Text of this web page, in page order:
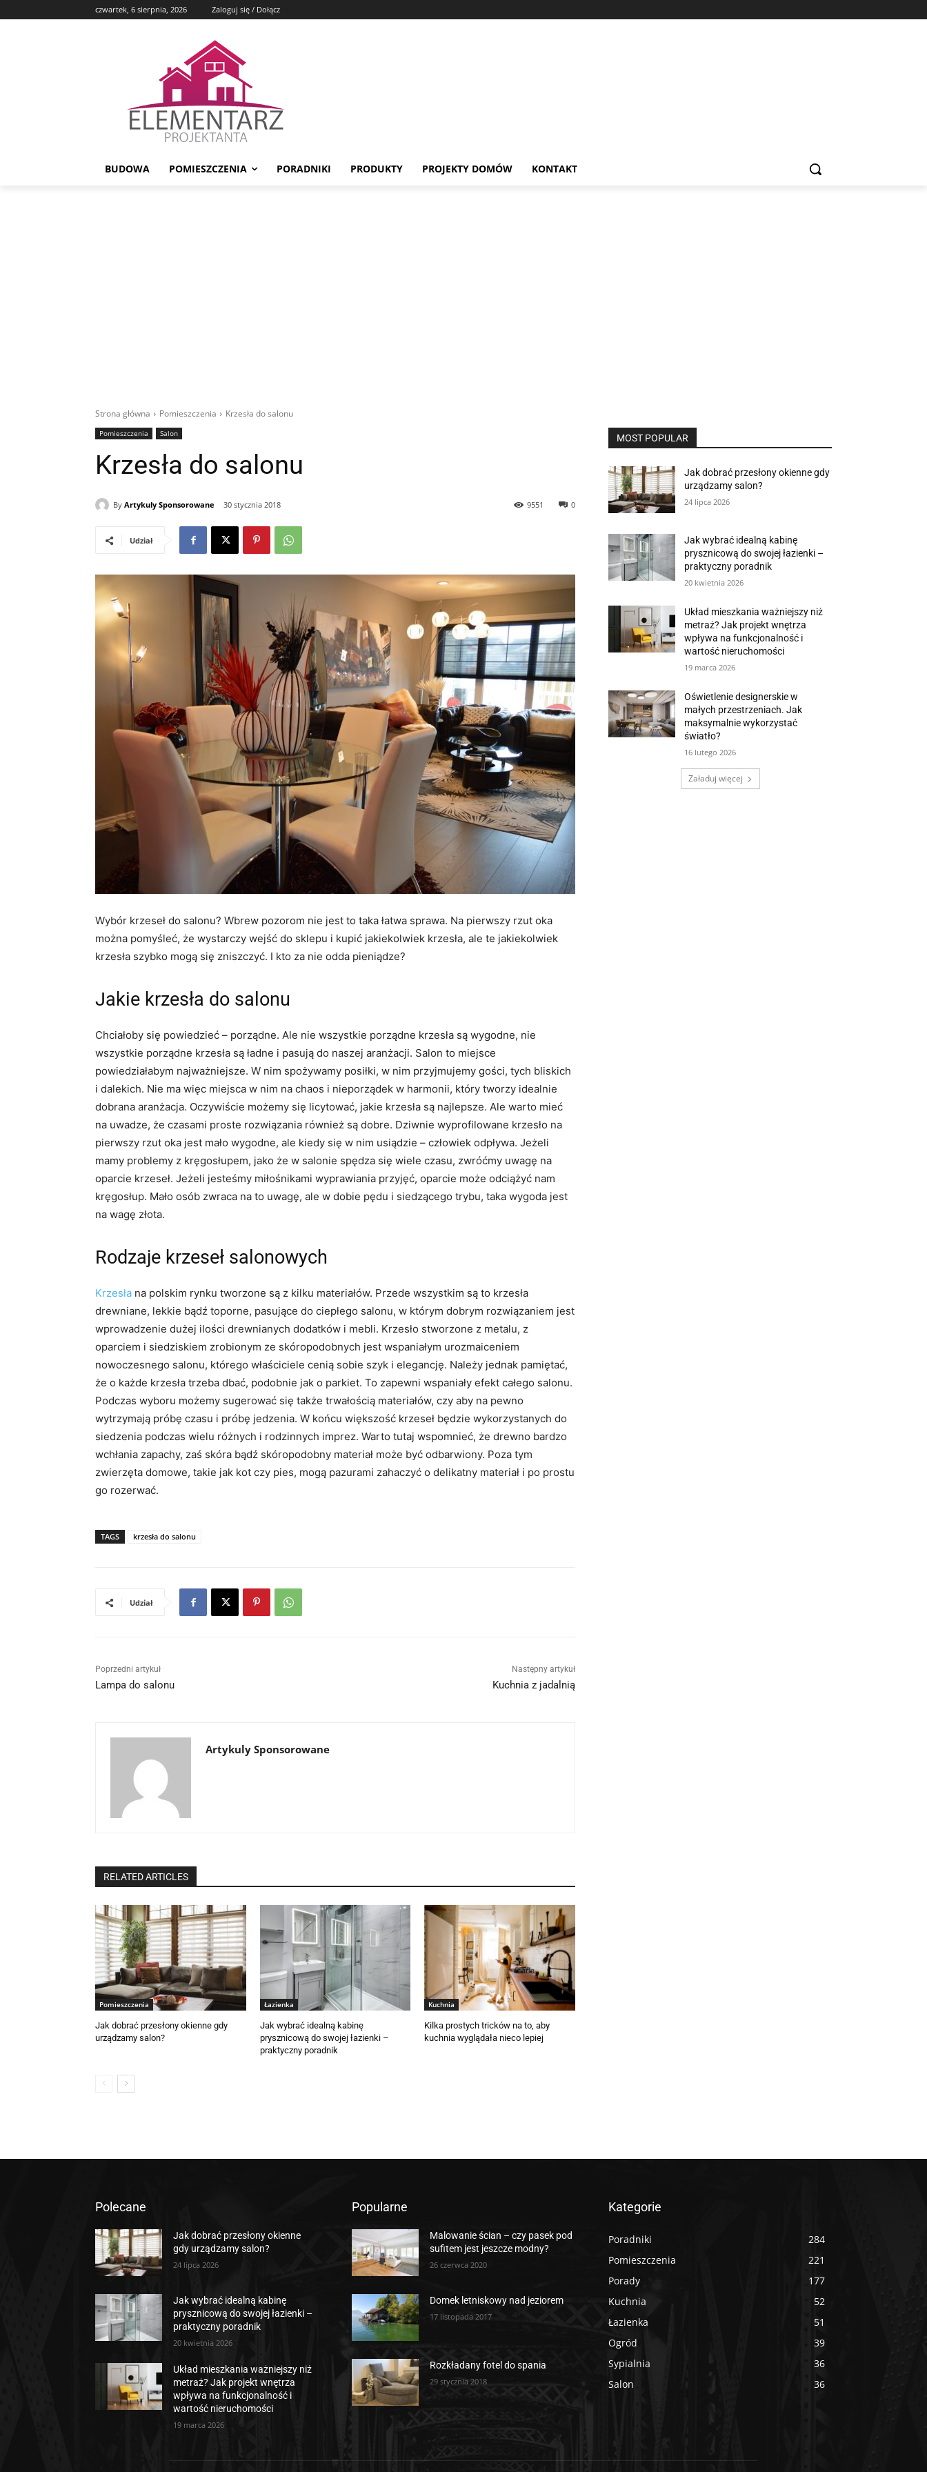
czwartek, 6 sierpnia, 2026 Zaloguj się / Dołącz
BUDOWA POMIESZCZENIA PORADNIKI PRODUKTY PROJEKTY DOMÓW KONTAKT
Strona główna Pomieszczenia Krzesła do salonu
Pomieszczenia Salon
Krzesła do salonu
By Artykuly Sponsorowane 30 stycznia 2018 0
9551
Udział
Wybór krzeseł do salonu? Wbrew pozorom nie jest to taka łatwa sprawa. Na pierwszy rzut oka
można pomyśleć, że wystarczy wejść do sklepu i kupić jakiekolwiek krzesła, ale te jakiekolwiek
krzesła szybko mogą się zniszczyć. I kto za nie odda pieniądze?
Jakie krzesła do salonu
Chciałoby się powiedzieć – porządne. Ale nie wszystkie porządne krzesła są wygodne, nie
wszystkie porządne krzesła są ładne i pasują do naszej aranżacji. Salon to miejsce
powiedziałabym najważniejsze. W nim spożywamy posiłki, w nim przyjmujemy gości, tych bliskich
i dalekich. Nie ma więc miejsca w nim na chaos i nieporządek w harmonii, który tworzy idealnie
dobrana aranżacja. Oczywiście możemy się licytować, jakie krzesła są najlepsze. Ale warto mieć
na uwadze, że czasami proste rozwiązania również są dobre. Dziwnie wyprofilowane krzesło na
pierwszy rzut oka jest mało wygodne, ale kiedy się w nim usiądzie – człowiek odpływa. Jeżeli
mamy problemy z kręgosłupem, jako że w salonie spędza się wiele czasu, zwróćmy uwagę na
oparcie krzeseł. Jeżeli jesteśmy miłośnikami wyprawiania przyjęć, oparcie może odciążyć nam
kręgosłup. Mało osób zwraca na to uwagę, ale w dobie pędu i siedzącego trybu, taka wygoda jest
na wagę złota.
Rodzaje krzeseł salonowych
Krzesła na polskim rynku tworzone są z kilku materiałów. Przede wszystkim są to krzesła
drewniane, lekkie bądź toporne, pasujące do ciepłego salonu, w którym dobrym rozwiązaniem jest
wprowadzenie dużej ilości drewnianych dodatków i mebli. Krzesło stworzone z metalu, z
oparciem i siedziskiem zrobionym ze skóropodobnych jest wspaniałym urozmaiceniem
nowoczesnego salonu, którego właściciele cenią sobie szyk i elegancję. Należy jednak pamiętać,
że o każde krzesła trzeba dbać, podobnie jak o parkiet. To zapewni wspaniały efekt całego salonu.
Podczas wyboru możemy sugerować się także trwałością materiałów, czy aby na pewno
wytrzymają próbę czasu i próbę jedzenia. W końcu większość krzeseł będzie wykorzystanych do
siedzenia podczas wielu różnych i rodzinnych imprez. Warto tutaj wspomnieć, że drewno bardzo
wchłania zapachy, zaś skóra bądź skóropodobny materiał może być odbarwiony. Poza tym
zwierzęta domowe, takie jak kot czy pies, mogą pazurami zahaczyć o delikatny materiał i po prostu
go rozerwać.
TAGS krzesła do salonu
Udział
Poprzedni artykuł
Lampa do salonu
Następny artykuł
Kuchnia z jadalnią
Artykuly Sponsorowane
RELATED ARTICLES
Pomieszczenia
Jak dobrać przesłony okienne gdy
urządzamy salon?
Łazienka
Jak wybrać idealną kabinę
prysznicową do swojej łazienki –
praktyczny poradnik
Kuchnia
Kilka prostych tricków na to, aby
kuchnia wyglądała nieco lepiej
MOST POPULAR
Jak dobrać przesłony okienne gdy
urządzamy salon?
24 lipca 2026
Jak wybrać idealną kabinę
prysznicową do swojej łazienki –
praktyczny poradnik
20 kwietnia 2026
Układ mieszkania ważniejszy niż
metraż? Jak projekt wnętrza
wpływa na funkcjonalność i
wartość nieruchomości
19 marca 2026
Oświetlenie designerskie w
małych przestrzeniach. Jak
maksymalnie wykorzystać
światło?
16 lutego 2026
Załaduj więcej
Polecane
Jak dobrać przesłony okienne
gdy urządzamy salon?
24 lipca 2026
Jak wybrać idealną kabinę
prysznicową do swojej łazienki –
praktyczny poradnik
20 kwietnia 2026
Układ mieszkania ważniejszy niż
metraż? Jak projekt wnętrza
wpływa na funkcjonalność i
wartość nieruchomości
19 marca 2026
Popularne
Malowanie ścian – czy pasek pod
sufitem jest jeszcze modny?
26 czerwca 2020
Domek letniskowy nad jeziorem
17 listopada 2017
Rozkładany fotel do spania
29 stycznia 2018
Kategorie
Poradniki
284
Pomieszczenia
221
Porady
177
Kuchnia
52
Łazienka
51
Ogród
39
Sypialnia
36
Salon
36